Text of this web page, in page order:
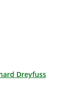
Dreyfuss